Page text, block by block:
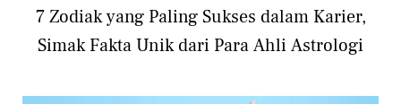
7 Zodiak yang Paling Sukses dalam Karier,
Simak Fakta Unik dari Para Ahli Astrologi